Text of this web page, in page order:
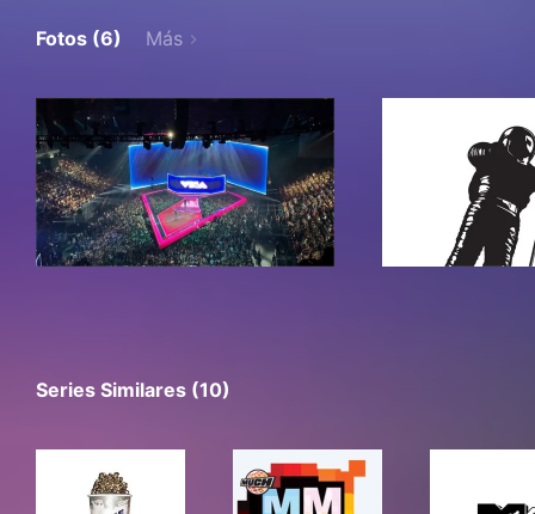
Fotos (6) Más
Series Similares (10)